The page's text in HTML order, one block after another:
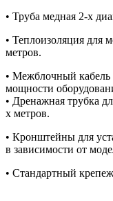
• Труба медная 2-х
• Теплоизоляция для
метров.
• Межблочный кабель
мощности
• Дренажная трубка
х метров.
• Кронштейны для
в зависимости от
• Стандартный